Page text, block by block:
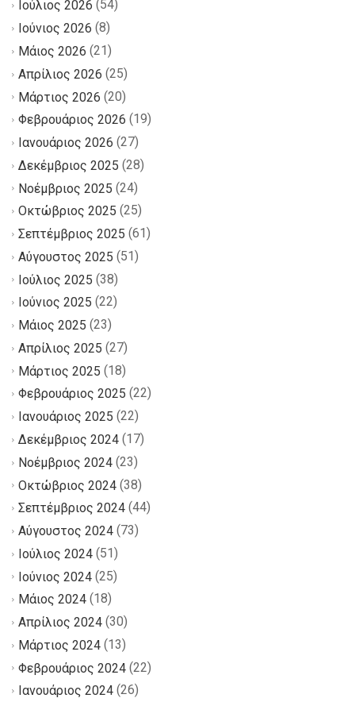
Ιούλιος 2026 (54)
Ιούνιος 2026 (8)
Μάιος 2026 (21)
Απρίλιος 2026 (25)
Μάρτιος 2026 (20)
Φεβρουάριος 2026 (19)
Ιανουάριος 2026 (27)
Δεκέμβριος 2025 (28)
Νοέμβριος 2025 (24)
Οκτώβριος 2025 (25)
Σεπτέμβριος 2025 (61)
Αύγουστος 2025 (51)
Ιούλιος 2025 (38)
Ιούνιος 2025 (22)
Μάιος 2025 (23)
Απρίλιος 2025 (27)
Μάρτιος 2025 (18)
Φεβρουάριος 2025 (22)
Ιανουάριος 2025 (22)
Δεκέμβριος 2024 (17)
Νοέμβριος 2024 (23)
Οκτώβριος 2024 (38)
Σεπτέμβριος 2024 (44)
Αύγουστος 2024 (73)
Ιούλιος 2024 (51)
Ιούνιος 2024 (25)
Μάιος 2024 (18)
Απρίλιος 2024 (30)
Μάρτιος 2024 (13)
Φεβρουάριος 2024 (22)
Ιανουάριος 2024 (26)